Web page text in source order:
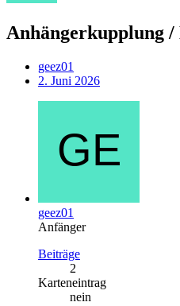
Anhängerkupplung /
geez01
2. Juni 2026
geez01
Anfänger
Beiträge
2
Karteneintrag
nein